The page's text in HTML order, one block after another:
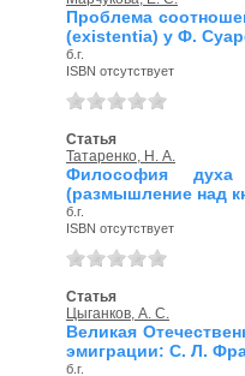
Проблема
(existentia) у Ф.
б.г.
ISBN отсутствует
Статья
Татаренко, Н. А.
Философия духа
(размышление над
б.г.
ISBN отсутствует
Статья
Цыганков, А. С.
Великая
эмиграции: С. Л.
б.г.